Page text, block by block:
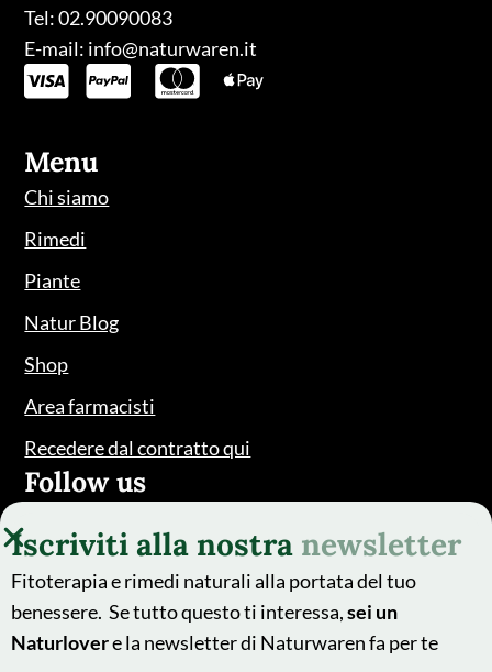
Tel: 02.90090083
E-mail: info@naturwaren.it
Menu
Chi siamo
Rimedi
Piante
Natur Blog
Shop
Area farmacisti
Recedere dal contratto qui
Follow us
Iscriviti alla nostra newsletter
Fitoterapia e rimedi naturali alla portata del tuo
benessere. Se tutto questo ti interessa,sei un
Naturlovere la newsletter di Naturwaren fa per te